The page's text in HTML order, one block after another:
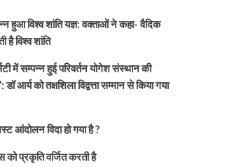
हुआ विश्व शांति यज्ञ: वक्ताओं ने कहा- वैदिक
विश्व शांति
में सम्पन्न हुई परिवर्तन योगेश संस्थान की
आर्य को तक्षशिला विद्वत्ता सम्मान से किया गया
आंदोलन विदा हो गया है ?
को प्रकृति वर्जित करती है